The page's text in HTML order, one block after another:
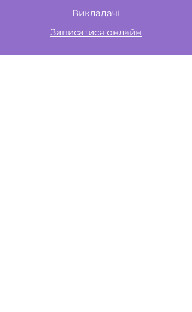
Викладачі
Записатися онлайн